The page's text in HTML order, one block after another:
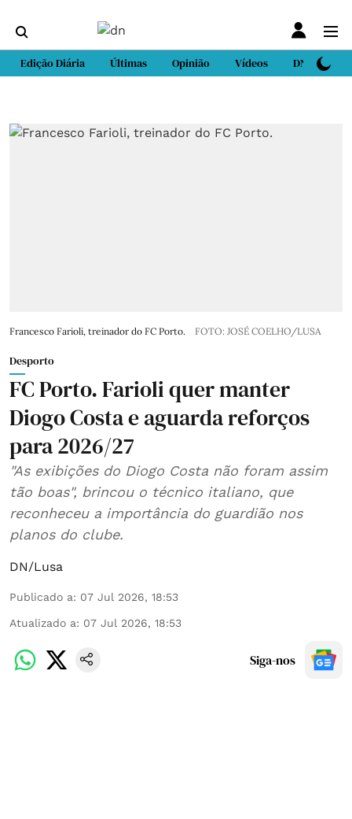
Edição Diária Últimas Opinião Vídeos DN Sport
Francesco Farioli, treinador do FC Porto. FOTO: JOSÉ COELHO/LUSA
Desporto
FC Porto. Farioli quer manter
Diogo Costa e aguarda reforços
para 2026/27
"As exibições do Diogo Costa não foram assim
tão boas", brincou o técnico italiano, que
reconheceu a importância do guardião nos
planos do clube.
DN/Lusa
Publicado a: 07 Jul 2026, 18:53
Atualizado a: 07 Jul 2026, 18:53
Siga-nos